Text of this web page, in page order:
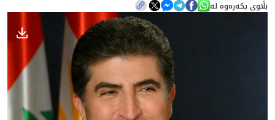
بڵاوی بکەرەوە لە